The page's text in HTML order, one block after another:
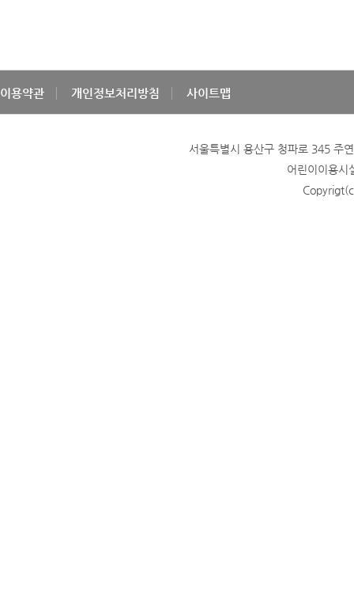
이용약관 개인정보처리방침 사이트맵
서울특별시 용산구 청파로 345
어린이이용시